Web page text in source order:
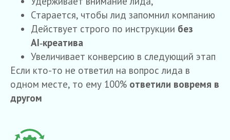
Старается, чтобы лид запомнил компанию
Действует строго по инструкции без
AI‑креатива
Увеличивает конверсию в следующий этап
Если кто-то не ответил на вопрос лида в
одном месте, то ему 100% ответили вовремя в
другом